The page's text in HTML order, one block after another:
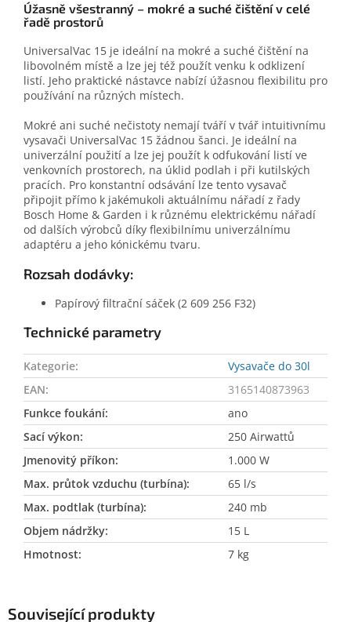
Související produkty
Úžasně všestranný – mokré a suché čištění v celé
řadě prostorů
UniversalVac 15 je ideální na mokré a suché čištění na
libovolném místě a lze jej též použít venku k odklizení
listí. Jeho praktické nástavce nabízí úžasnou flexibilitu pro
používání na různých místech.
Mokré ani suché nečistoty nemají tváří v tvář intuitivnímu
vysavači UniversalVac 15 žádnou šanci. Je ideální na
univerzální použití a lze jej použít k odfukování listí ve
venkovních prostorech, na úklid podlah i při kutilských
pracích. Pro konstantní odsávání lze tento vysavač
připojit přímo k jakémukoli aktuálnímu nářadí z řady
Bosch Home & Garden i k různému elektrickému nářadí
od dalších výrobců díky flexibilnímu univerzálnímu
adaptéru a jeho kónickému tvaru.
Rozsah dodávky:
Papírový filtrační sáček (2 609 256 F32)
Technické parametry
Kategorie:
Vysavače do 30l
EAN:
3165140873963
Funkce foukání:
ano
Sací výkon:
250 Airwattů
Jmenovitý příkon:
1.000 W
Max. průtok vzduchu (turbína):
65 l/s
Max. podtlak (turbína):
240 mb
Objem nádržky:
15 L
Hmotnost: 7 kg